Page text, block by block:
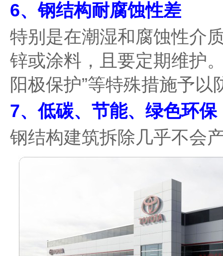
6、钢结构耐腐蚀性差
特别是在潮湿和腐蚀性介
锌或涂料，且要定期维护
阳极保护”等特殊措施予以
7、低碳、节能、绿色环
钢结构建筑拆除几乎不会